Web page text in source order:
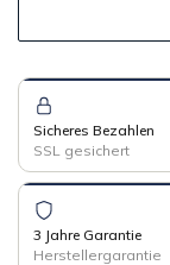
Sicheres Bezahlen
SSL gesichert
3 Jahre Garantie
Herstellergarantie